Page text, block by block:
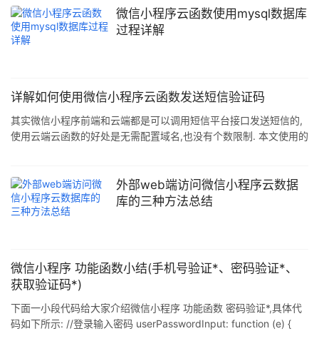
function () { if (!wx.cloud) { console.error('请使用 2.2.3 或以上的
基础
微信小程序云函数使用mysql数据库
过程详解
详解如何使用微信小程序云函数发送短信验证码
其实微信小程序前端和云端都是可以调用短信平台接口发送短信的,
使用云端云函数的好处是无需配置域名,也没有个数限制. 本文使用的
在cloudfunctions文件夹下会包含3个云函数文件夹,如下: 由于目前
IDE没有云函数导入功能,您需要手工创建同名的云函数,然后将云函
数下的文件手工拷进去 注:下载的SDK是一个
外部web端访问微信小程序云数据
库的三种方法总结
微信小程序 功能函数小结(手机号验证*、密码验证*、
获取验证码*)
下面一小段代码给大家介绍微信小程序 功能函数 密码验证*,具体代
码如下所示: //登录输入密码 userPasswordInput: function (e) {